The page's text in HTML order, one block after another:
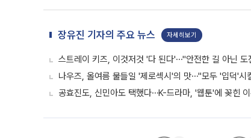
장유진 기자의 주요 뉴스 자세히보기
스트레이 키즈, 이것저것 '다 된다'⋯"안전한 길 아닌
나우즈, 올여름 물들일 '제로섹시'의 맛⋯"모두 '입덕'시
공효진도, 신민아도 택했다⋯K-드라마, '웹툰'에 꽂힌